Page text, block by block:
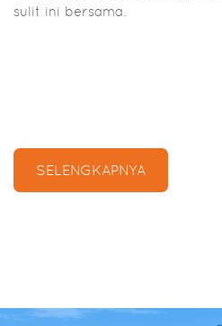
sulit ini bersama.
SELENGKAPNYA